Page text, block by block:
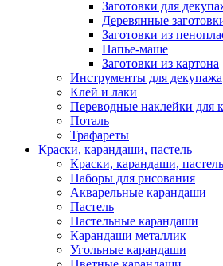
Заготовки для
Деревянные
Заготовки из
Папье-маше
Заготовки из картона
Инструменты для декупажа
Клей и лаки
Переводные наклейки для
Поталь
Трафареты
Краски, карандаши, пастель
Краски, карандаши, пастель
Наборы для рисования
Акварельные карандаши
Пастель
Пастельные карандаши
Карандаши металлик
Угольные карандаши